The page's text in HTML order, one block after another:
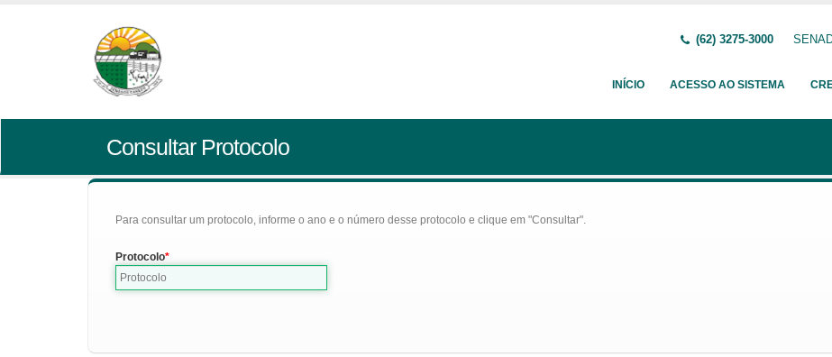
(62) 3275-3000
INÍCIO ACESSO AO SISTEMA
Consultar Protocolo
Para consultar um protocolo, informe o ano e o número desse protocolo e clique em "Consultar".
Protocolo